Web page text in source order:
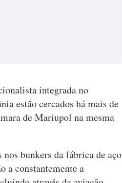
integrada no
estão cercados há mais de
de Mariupol na mesma
bunkers da fábrica de aço
a constantemente a